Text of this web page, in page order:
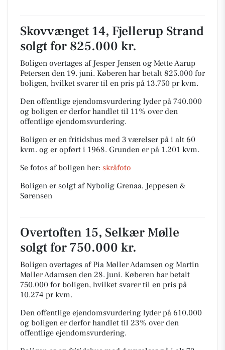
Skovvænget 14, Fjellerup Strand
solgt for 825.000 kr.
Boligen overtages af Jesper Jensen og Mette Aarup
Petersen den 19. juni. Køberen har betalt 825.000 for
boligen, hvilket svarer til en pris på 13.750 pr kvm.
Den offentlige ejendomsvurdering lyder på 740.000
og boligen er derfor handlet til 11% over den
offentlige ejendomsvurdering.
Boligen er en fritidshus med 3 værelser på i alt 60
kvm. og er opført i 1968. Grunden er på 1.201 kvm.
Se fotos af boligen her: skråfoto
Boligen er solgt af Nybolig Grenaa, Jeppesen &
Sørensen
Overtoften 15, Selkær Mølle
solgt for 750.000 kr.
Boligen overtages af Pia Møller Adamsen og Martin
Møller Adamsen den 28. juni. Køberen har betalt
750.000 for boligen, hvilket svarer til en pris på
10.274 pr kvm.
Den offentlige ejendomsvurdering lyder på 610.000
og boligen er derfor handlet til 23% over den
offentlige ejendomsvurdering.